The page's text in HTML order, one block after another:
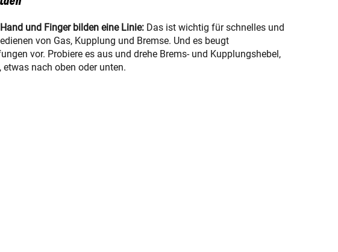
und Finger bilden eine Linie: Das ist wichtig für schnelles und
von Gas, Kupplung und Bremse. Und es beugt
vor. Probiere es aus und drehe Brems- und Kupplungshebel,
nach oben oder unten.